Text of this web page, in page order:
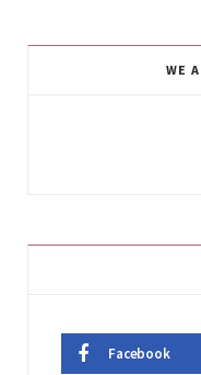
WE
Facebook